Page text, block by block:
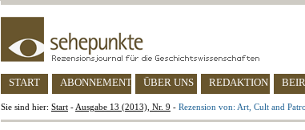
START ABONNEMENT ÜBER UNS REDAKTION
Sie sind hier: Start - Ausgabe 13 (2013), Nr. 9 - Rezension von: Art, Cult and